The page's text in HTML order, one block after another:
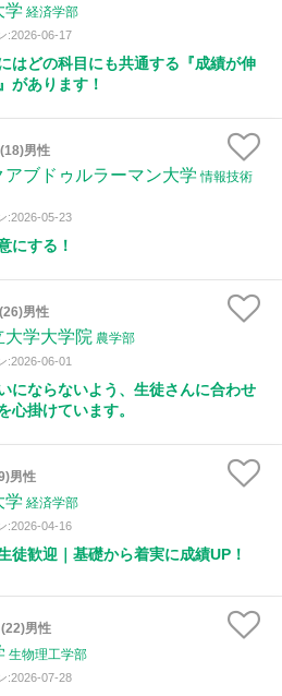
学 経済学部
:2026-06-17
はどの科目にも共通する『成績が伸
があります！
(18)男性
アブドゥルラーマン大学 情報技術
:2026-05-23
にする！
(26)男性
大学大学院 農学部
:2026-06-01
にならないよう、生徒さんに合わせ
心掛けています。
男性
学 経済学部
:2026-04-16
徒歓迎｜基礎から着実に成績UP！
(22)男性
生物理工学部
:2026-07-28